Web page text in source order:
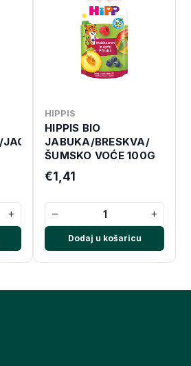
+
HIPPIS
HIPPIS BIO
JABUKA/BRESKVA/
ŠUMSKO VOĆE 100G
€1,41
− +
Dodaj u košaricu